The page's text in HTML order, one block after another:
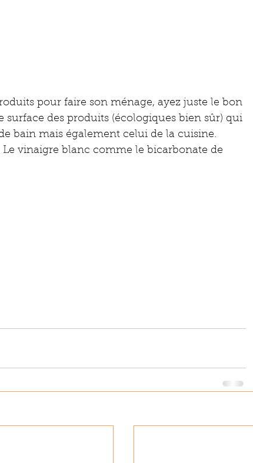
pour faire son ménage, ayez juste le bon
surface des produits (écologiques bien sûr) qui
bain mais également celui de la cuisine.
vinaigre blanc comme le bicarbonate de